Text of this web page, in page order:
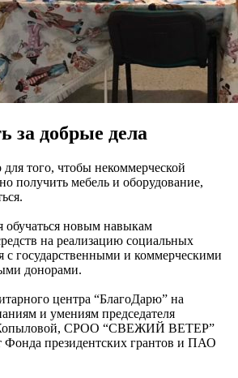
за добрые дела
того, чтобы некоммерческой
получить мебель и оборудование,
обучаться новым навыкам
на реализацию социальных
с государственными и коммерческими
донорами.
центра “БлагоДарю” на
и умениям председателя
СРОО “СВЕЖИЙ ВЕТЕР”
Фонда президентских грантов и ПАО